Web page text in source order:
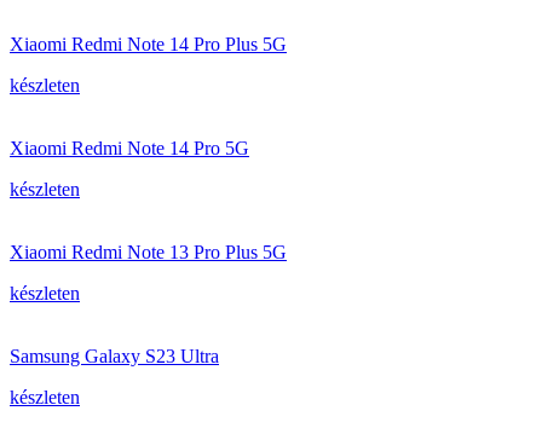
Xiaomi Redmi Note 14 Pro Plus 5G
készleten
Xiaomi Redmi Note 14 Pro 5G
készleten
Xiaomi Redmi Note 13 Pro Plus 5G
készleten
Samsung Galaxy S23 Ultra
készleten